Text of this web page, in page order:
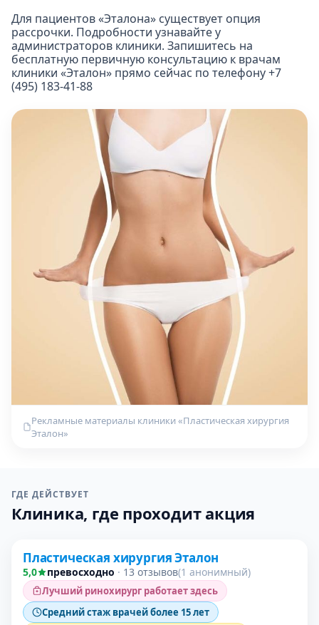
Для пациентов «Эталона» существует опция
рассрочки. Подробности узнавайте у
администраторов клиники. Запишитесь на
бесплатную первичную консультацию к врачам
клиники «Эталон» прямо сейчас по телефону +7
(495) 183-41-88
Рекламные материалы клиники «Пластическая хирургия
Эталон»
ГДЕ ДЕЙСТВУЕТ
Клиника, где проходит акция
Проверено
Пластическая хирургия Эталон
5,0 превосходно · 13 отзывов(1 анонимный)
Лучший ринохирург работает здесь
Средний стаж врачей более 15 лет